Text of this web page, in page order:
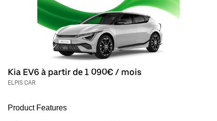
Kia EV6 à partir de 1 090€ / mois
ELPIS CAR
Product Features